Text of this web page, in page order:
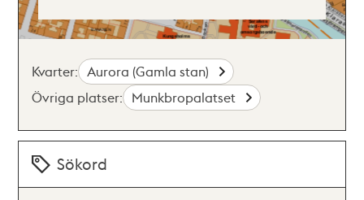
Kvarter: Aurora (Gamla stan)
Övriga platser: Munkbropalatset
Sökord